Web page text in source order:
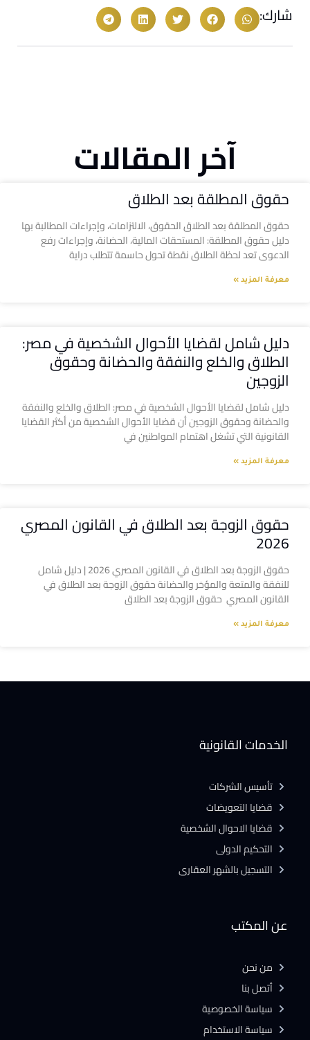
شارك:
آخر المقالات
حقوق المطلقة بعد الطلاق
حقوق المطلقة بعد الطلاق الحقوق، الالتزامات، وإجراءات المطالبة بها
دليل حقوق المطلقة: المستحقات المالية، الحضانة، وإجراءات رفع
الدعوى تعد لحظة الطلاق نقطة تحول حاسمة تتطلب دراية
معرفة المزيد »
دليل شامل لقضايا الأحوال الشخصية في مصر:
الطلاق والخلع والنفقة والحضانة وحقوق
الزوجين
دليل شامل لقضايا الأحوال الشخصية في مصر: الطلاق والخلع والنفقة
والحضانة وحقوق الزوجين أن قضايا الأحوال الشخصية من أكثر القضايا
القانونية التي تشغل اهتمام المواطنين في
معرفة المزيد »
حقوق الزوجة بعد الطلاق في القانون المصري
2026
حقوق الزوجة بعد الطلاق في القانون المصري 2026 | دليل شامل
للنفقة والمتعة والمؤخر والحضانة حقوق الزوجة بعد الطلاق في
القانون المصري حقوق الزوجة بعد الطلاق
معرفة المزيد »
عن المكتب
من نحن
أتصل بنا
سياسة الخصوصية
سياسة الاستخدام
الخدمات القانونية
تأسيس الشركات
قضايا التعويضات
قضايا الاحوال الشخصية
التحكيم الدولى
التسجيل بالشهر العقارى